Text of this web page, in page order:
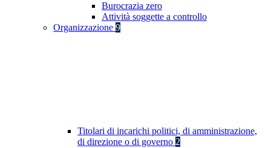
Burocrazia zero
Attività soggette a controllo
Organizzazione 9
Titolari di incarichi politici, di amministrazione,
di direzione o di governo 2